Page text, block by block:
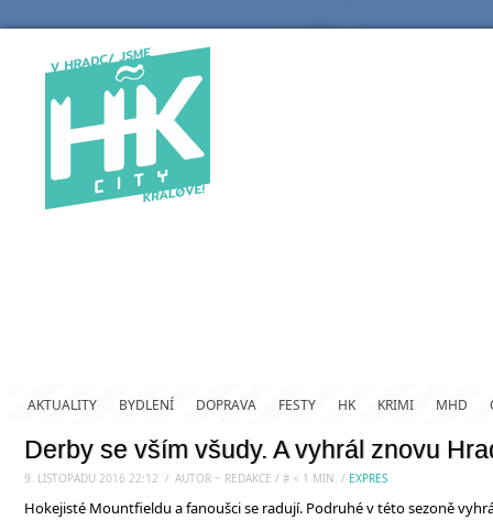
AKTUALITY BYDLENÍ DOPRAVA FESTY HK KRIMI MHD
Derby se vším všudy. A vyhrál znovu
9. LISTOPADU 2016 22:12 / AUTOR ~ REDAKCE / # < 1 MIN. / EXPRES
Hokejisté Mountfieldu a fanoušci se radují. Podruhé v této sezoně